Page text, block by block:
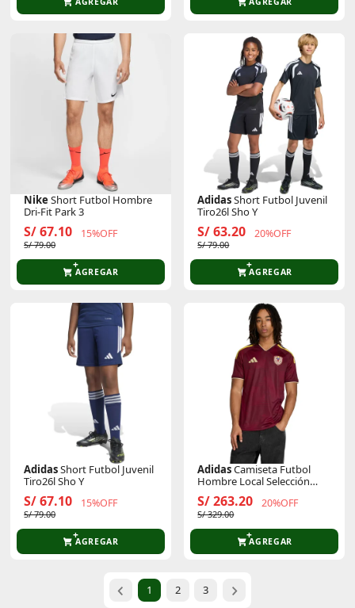
Nike Short Futbol Hombre
Dri-Fit Park 3
S/ 67.10 15%OFF
S/ 79.00
AGREGAR
AdidasShort Futbol Juvenil
Tiro26l Sho Y
S/ 63.20 20%OFF
S/ 79.00
AGREGAR
AdidasShort Futbol Juvenil
Tiro26l Sho Y
S/ 67.10 15%OFF
S/ 79.00
AGREGAR
AdidasCamiseta Futbol
Hombre Local Selección
Venezuela 2026 Fvf H Jsy
S/ 263.20 20%OFF
S/ 329.00
AGREGAR
1 2 3